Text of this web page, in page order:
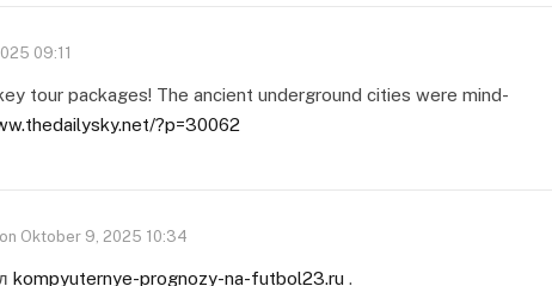
09:11
tour packages! The ancient underground cities were mind-
?p=30062
on Oktober 9, 2025 10:34
kompyuternye-prognozy-na-futbol23.ru .